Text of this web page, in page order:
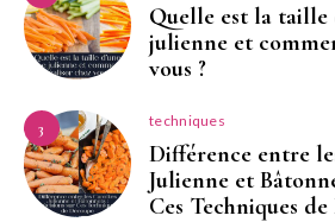
Quelle est la taille
julienne et
vous ?
3 techniques
Différence entre
Julienne et
Ces Techniques